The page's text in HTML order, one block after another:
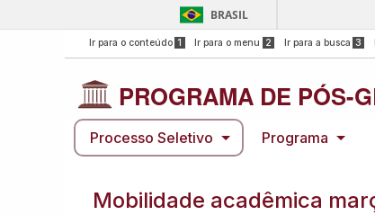
BRASIL
Ir para o conteúdo 1 Ir para o menu 2 Ir para a busca 3
PROGRAMA DE PÓS-
Processo Seletivo Programa
Mobilidade acadêmica